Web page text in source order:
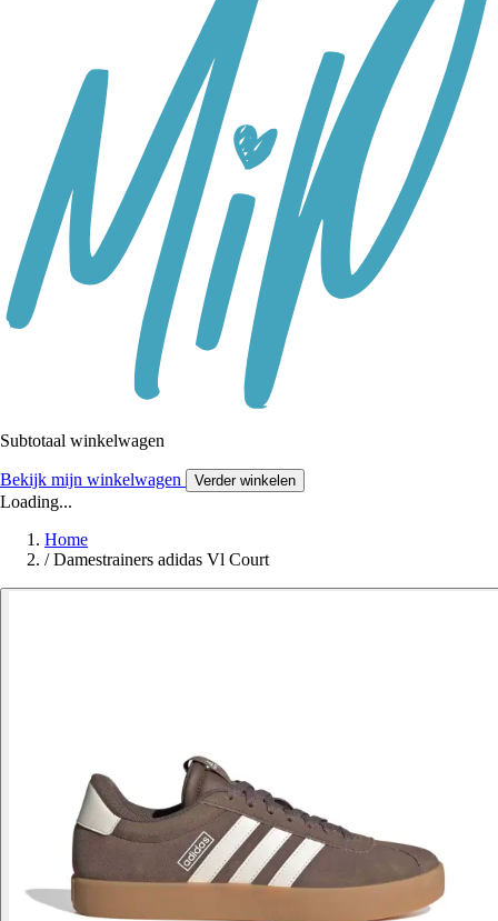
Subtotaal winkelwagen
Bekijk mijn winkelwagen Verder winkelen
Loading...
Home
/ Damestrainers adidas Vl Court